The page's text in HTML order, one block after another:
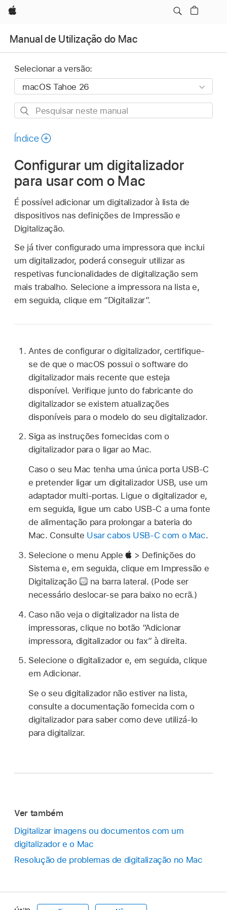
Apple
Manual de Utilização do Mac
Selecionar a versão:
Pesquisar
manual
Índice
Configurar um digitalizador
para usar com o Mac
É possível adicionar um digitalizador à lista de
dispositivos nas definições de Impressão e
Digitalização.
Se já tiver configurado uma impressora que inclui
um digitalizador, poderá conseguir utilizar as
respetivas funcionalidades de digitalização sem
mais trabalho. Selecione a impressora na lista e,
em seguida, clique em “Digitalizar”.
Antes de configurar o digitalizador, certifique-
se de que o macOS possui o software do
digitalizador mais recente que esteja
disponível. Verifique junto do fabricante do
digitalizador se existem atualizações
disponíveis para o modelo do seu digitalizador.
Siga as instruções fornecidas com o
digitalizador para o ligar ao Mac.
Caso o seu Mac tenha uma única porta USB-C
e pretender ligar um digitalizador USB, use um
adaptador multi-portas. Ligue o digitalizador e,
em seguida, ligue um cabo USB-C a uma fonte
de alimentação para prolongar a bateria do
Mac. Consulte Usar cabos USB-C com o Mac.
Selecione o menu Apple
> Definições do
Sistema e, em seguida, clique em Impressão e
Digitalização
na barra lateral. (Pode ser
necessário deslocar‑se para baixo no ecrã.)
Caso não veja o digitalizador na lista de
impressoras, clique no botão “Adicionar
impressora, digitalizador ou fax” à direita.
Selecione o digitalizador e, em seguida, clique
em Adicionar.
Se o seu digitalizador não estiver na lista,
consulte a documentação fornecida com o
digitalizador para saber como deve utilizá-lo
para digitalizar.
Ver também
Digitalizar imagens ou documentos com um
digitalizador e o Mac
Resolução de problemas de digitalização no Mac